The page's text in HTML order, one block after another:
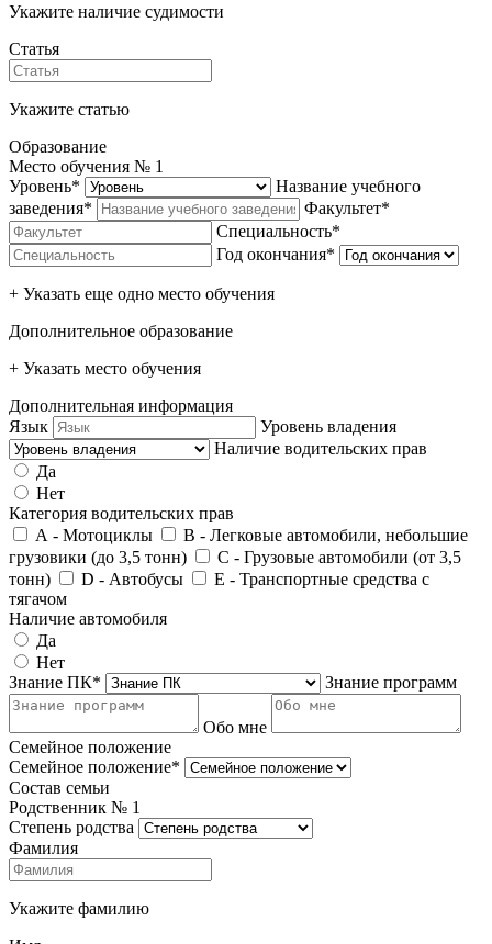
Укажите наличие судимости
Статья
Укажите статью
Образование
Место обучения № 1
Уровень*
Название учебного
заведения*
Факультет*
Специальность*
Год окончания*
+ Указать еще одно место обучения
Дополнительное образование
+ Указать место обучения
Дополнительная информация
Язык
Уровень владения
Наличие водительских прав
Да
Нет
Категория водительских прав
А - Мотоциклы
В - Легковые автомобили, небольшие
грузовики (до 3,5 тонн)
С - Грузовые автомобили (от 3,5
тонн)
D - Автобусы
E - Транспортные средства с
тягачом
Наличие автомобиля
Да
Нет
Знание ПК*
Знание программ
Обо мне
Семейное положение
Семейное положение*
Состав семьи
Родственник № 1
Степень родства
Фамилия
Укажите фамилию